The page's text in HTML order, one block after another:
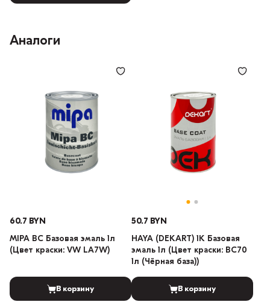
Аналоги
60.7 BYN
MIPA BC Базовая эмаль 1л
(Цвет краски: VW LA7W)
В корзину
50.7 BYN
HAYA (DEKART) 1К Базовая
эмаль 1л (Цвет краски: BC70
1л (Чёрная база))
В корзину